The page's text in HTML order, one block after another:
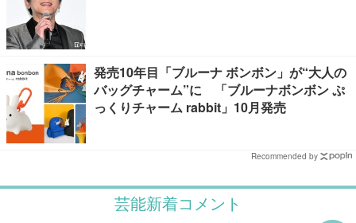
発売10年目「ブルーナ ボンボン」が“大人の
バッグチャーム”に 「ブルーナボンボン ぷ
っくりチャーム rabbit」10月発売
Recommended by